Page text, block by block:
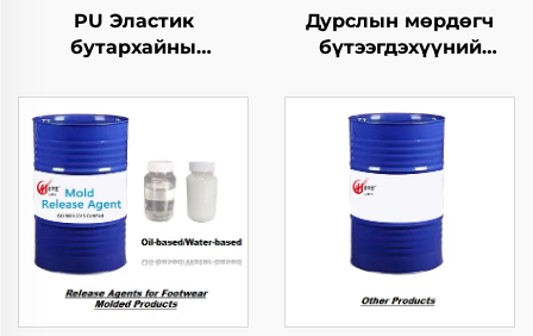
PU Эластик
бутархайны
зохицуулах тусгайлал
Дурслын мөрдөгч
бүтээгдэхүүний